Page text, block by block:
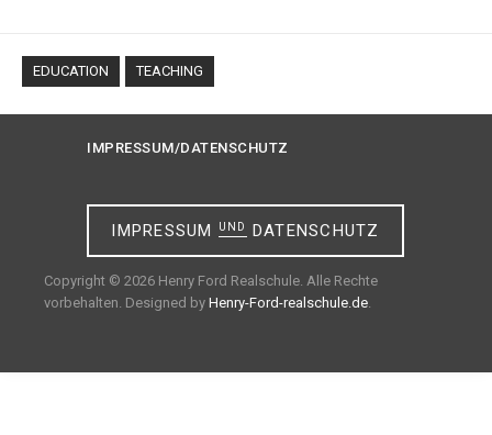
EDUCATION TEACHING
IMPRESSUM/DATENSCHUTZ
IMPRESSUM UND DATENSCHUTZ
Copyright © 2026 Henry Ford Realschule. Alle Rechte
vorbehalten. Designed by Henry-Ford-realschule.de.